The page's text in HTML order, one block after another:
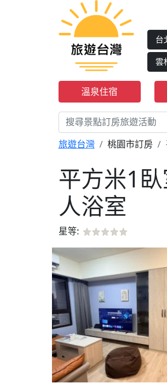
台
雲
溫泉住宿
旅遊台灣
桃園市訂房
平方米1
人浴室
星等: